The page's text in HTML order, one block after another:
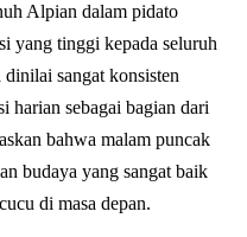
Alpian dalam pidato
yang tinggi kepada seluruh
sangat konsisten
harian sebagai bagian dari
bahwa malam puncak
budaya yang sangat baik
di masa depan.